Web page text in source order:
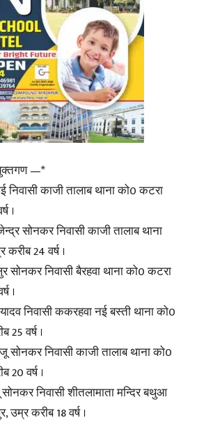
—*
काजी तालाब थाना को0 कटरा
।
सोनकर निवासी काजी तालाब थाना
24 वर्ष ।
निवासी बैरहवा थाना को0 कटरा
।
निवासी ककरहवा नई बस्ती थाना को0
25 वर्ष ।
निवासी काजी तालाब थाना को0
20 वर्ष ।
निवासी शीतलामाता मन्दिर बथुआ
उम्र करीब 18 वर्ष ।